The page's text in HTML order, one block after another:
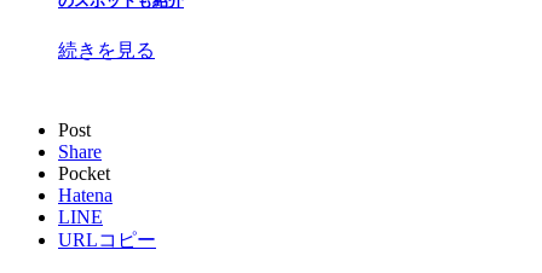
続きを見る
Post
Share
Pocket
Hatena
LINE
URLコピー